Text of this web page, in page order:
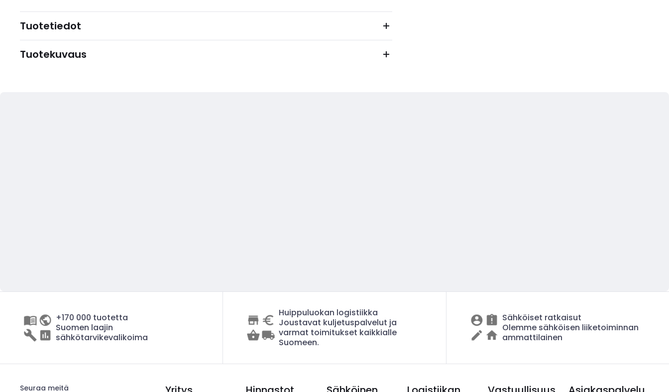
Tuotetiedot
Tuotekuvaus
+170 000 tuotetta
Suomen laajin
sähkötarvikevalikoima
Huippuluokan logistiikka
Joustavat kuljetuspalvelut ja
varmat toimitukset kaikkialle
Suomeen.
Sähköiset ratkaisut
Olemme sähköisen liiketoiminnan
ammattilainen
Seuraa meitä